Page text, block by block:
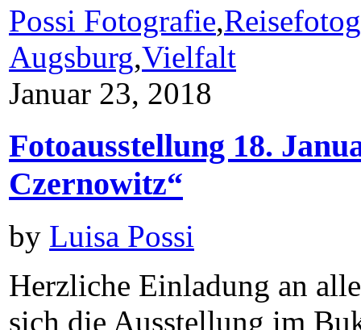
Possi Fotografie,
Augsburg,Vielfalt
Januar 23, 2018
Fotoausstellung 18.
Czernowitz“
by Luisa Possi
Herzliche Einladung an
sich die Ausstellung im